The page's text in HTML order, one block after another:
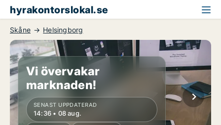
hyrakontorslokal.se
Skåne Helsingborg
Vi övervakar
marknaden!
SENAST UPPDATERAD
14:36 • 08 aug.